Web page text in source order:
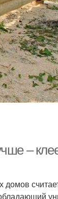
–
домов